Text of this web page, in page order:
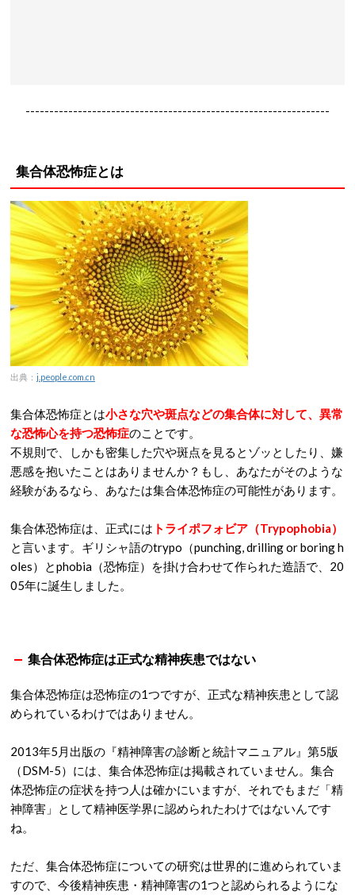
----------------------------------------------------------------
集合体恐怖症とは
出典： j.people.com.cn
集合体恐怖症とは小さな穴や斑点などの集合体に対して、異常
な恐怖心を持つ恐怖症のことです。
不規則で、しかも密集した穴や斑点を見るとゾッとしたり、嫌
悪感を抱いたことはありませんか？もし、あなたがそのような
経験があるなら、あなたは集合体恐怖症の可能性があります。
集合体恐怖症は、正式には トライポフォビア（Trypophobia）
と言います。ギリシャ語のtrypo（punching, drilling or boring h
oles）とphobia（恐怖症）を掛け合わせて作られた造語で、20
05年に誕生しました。
集合体恐怖症は正式な精神疾患ではない
集合体恐怖症は恐怖症の1つですが、正式な精神疾患として認
められているわけではありません。
2013年5月出版の『精神障害の診断と統計マニュアル』第5版
（DSM-5）には、集合体恐怖症は掲載されていません。集合
体恐怖症の症状を持つ人は確かにいますが、それでもまだ「精
神障害」として精神医学界に認められたわけではないんです
ね。
ただ、集合体恐怖症についての研究は世界的に進められていま
すので、今後精神疾患・精神障害の1つと認められるようにな